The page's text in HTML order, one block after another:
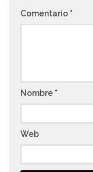
Comentario *
Nombre *
Web